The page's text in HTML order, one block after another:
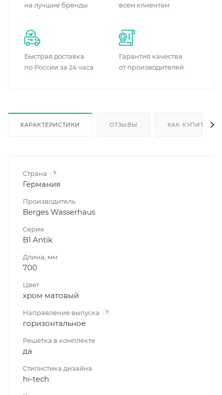
на лучшие бренды
всем клиентам
Быстрая доставка
по России за 24 часа
Гарантия качества
от производителей
ХАРАКТЕРИСТИКИ ОТЗЫВЫ КАК КУПИТЬ
Страна ?
Германия
Производитель
Berges Wasserhaus
Серия
B1 Antik
Длина, мм
700
Цвет
хром матовый
Направление выпуска ?
горизонтальное
Решетка в комплекте
да
Стилистика дизайна
hi-tech